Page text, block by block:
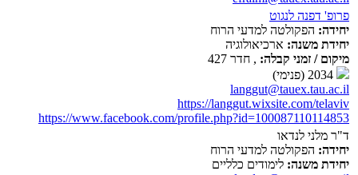
פרופ' דפנה לנגוט
יחידה: הפקולטה למדעי הרוח
יחידת משנה: ארכיאולוגיה
מיקום / זמני קבלה: , חדר 427
langgut@tauex.tau.ac.il
https://langgut.wixsite.com/telaviv
https://www.facebook.com/profile.php?id=100087110114853
ד"ר מלני לנדאו
יחידה: הפקולטה למדעי הרוח
יחידת משנה: לימודים כלליים